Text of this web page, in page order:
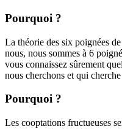
Pourquoi ?
La théorie des six poignées
nous, nous sommes à 6
vous connaissez sûrement
nous cherchons et qui
Pourquoi ?
Les cooptations fructueuses